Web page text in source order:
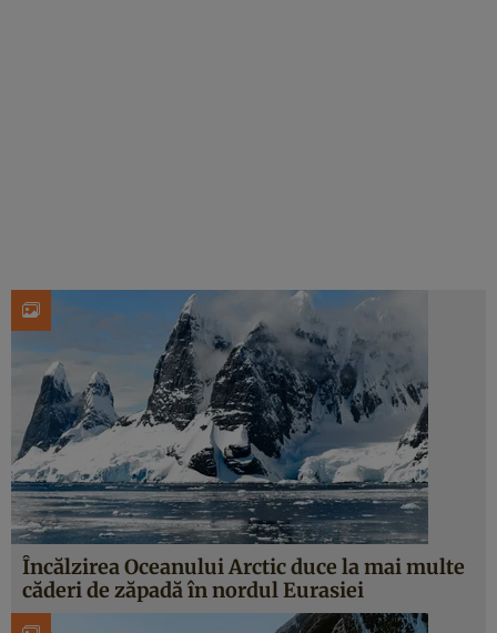
Încălzirea Oceanului Arctic duce la mai multe
căderi de zăpadă în nordul Eurasiei